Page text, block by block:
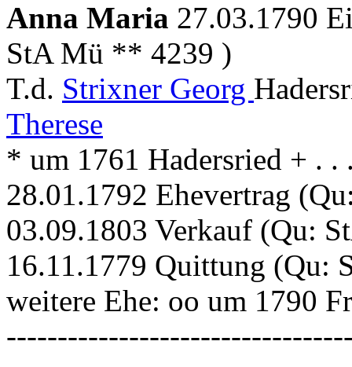
Anna Maria 27.03.1790
StA Mü ** 4239 )
T.d. Strixner Georg
Therese
* um 1761 Hadersried + . .
28.01.1792 Ehevertrag
03.09.1803 Verkauf (Qu:
16.11.1779 Quittung (Qu:
weitere Ehe: oo um 1790